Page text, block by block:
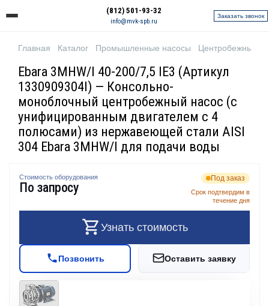
(812) 501-93-32
info@mvk-spb.ru
Заказать звонок
Главная Каталог Промышленные насосы Центробежные
Ebara 3MHW/I 40-200/7,5 IE3 (Артикул
1330909304I) — Консольно-
моноблочный центробежный насос (с
унифицированным двигателем с 4
полюсами) из нержавеющей стали AISI
304 Ebara 3MHW/I для подачи воды
Стоимость оборудования
По запросу
Под заказ
Срок подтвердим в
течение дня
Узнать стоимость
Позвонить Оставить заявку